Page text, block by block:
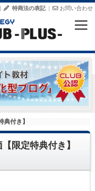
お問い合わせ
特商法の表記|
付き】
限定特典付き】